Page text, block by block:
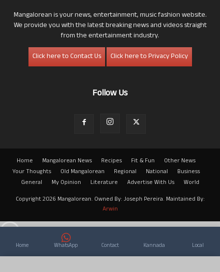
Mangalorean is your news, entertainment, music fashion website.
We provide you with the latest breaking news and videos straight
from the entertainment industry.
Click here to Contact Us
Click here to Privacy Policy
Follow Us
Home Mangalorean News Recipes Fit & Fun
Other News
Your Thoughts
Old Mangalorean Regional National
Business
General
My Opinion Literature Advertise With Us
World
Copyright 2026 Mangalorean. Owned By: Joseph Pereira. Maintained By:
Arwin
Home WhatsApp Contact Kannada Local